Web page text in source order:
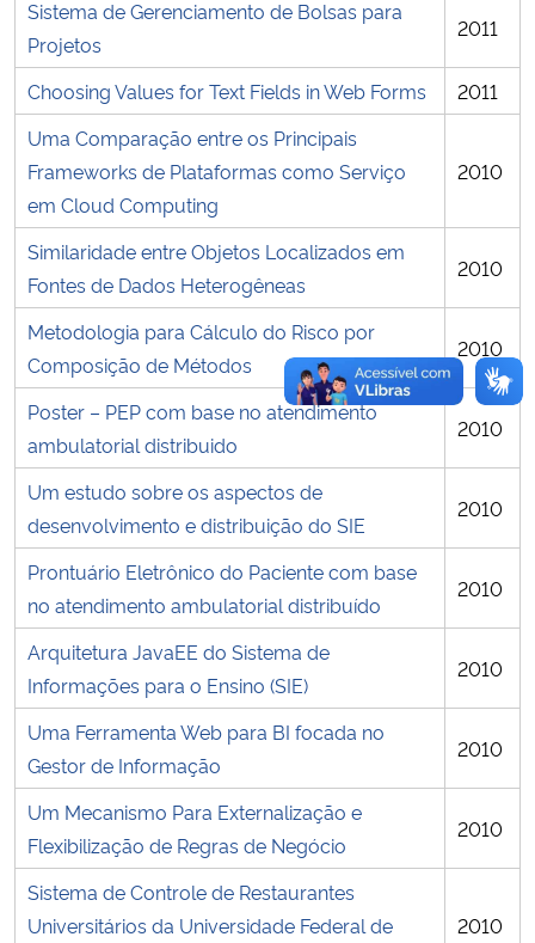
Sistema de Gerenciamento de Bolsas para
Projetos
2011
Choosing Values for Text Fields in Web Forms
2011
Uma Comparação entre os Principais
Frameworks de Plataformas como Serviço
em Cloud Computing
2010
Similaridade entre Objetos Localizados em
Fontes de Dados Heterogêneas
2010
Metodologia para Cálculo do Risco por
Composição de Métodos
2010
Poster – PEP com base no atendimento
ambulatorial distribuido
2010
Um estudo sobre os aspectos de
desenvolvimento e distribuição do SIE
2010
Prontuário Eletrônico do Paciente com base
no atendimento ambulatorial distribuído
2010
Arquitetura JavaEE do Sistema de
Informações para o Ensino (SIE)
2010
Uma Ferramenta Web para BI focada no
Gestor de Informação
2010
Um Mecanismo Para Externalização e
Flexibilização de Regras de Negócio
2010
Sistema de Controle de Restaurantes
Universitários da Universidade Federal de
2010